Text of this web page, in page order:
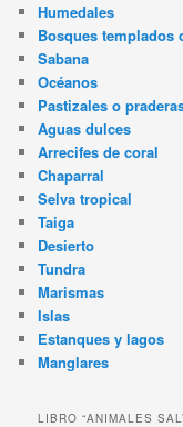
Humedales
Bosques templados
Sabana
Océanos
Pastizales o
Aguas dulces
Arrecifes de coral
Chaparral
Selva tropical
Taiga
Desierto
Tundra
Marismas
Islas
Estanques y lagos
Manglares
LIBRO “ANIMALES